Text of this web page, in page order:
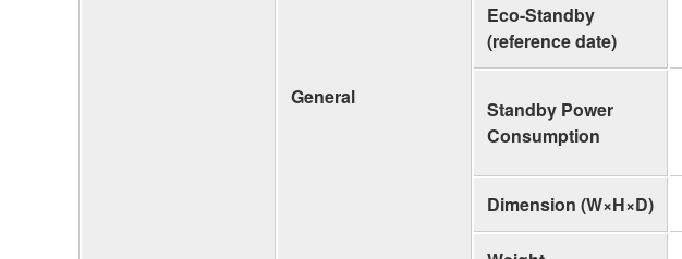
General
Eco-Standby
(reference date)
Standby Power
Consumption
Dimension (W×H×D)